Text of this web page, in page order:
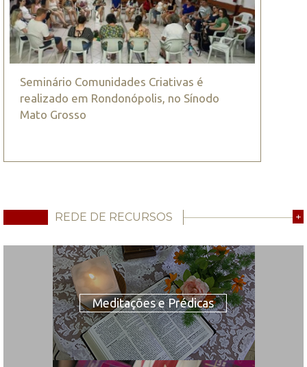
Seminário Comunidades Criativas é
realizado em Rondonópolis, no Sínodo
Mato Grosso
REDE DE RECURSOS +
Meditações e Prédicas